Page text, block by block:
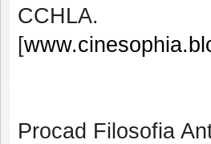
CCHLA.
[
Procad Filosofia